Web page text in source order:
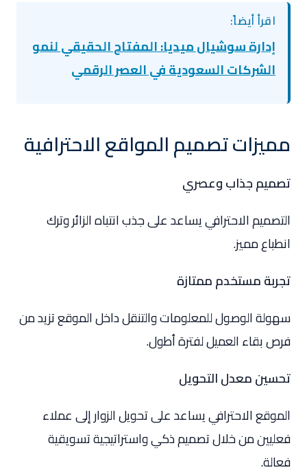
اقرأ أيضاً:
إدارة سوشيال ميديا: المفتاح الحقيقي لنمو
الشركات السعودية في العصر الرقمي
مميزات تصميم المواقع الاحترافية
تصميم جذاب وعصري
التصميم الاحترافي يساعد على جذب انتباه الزائر وترك
انطباع مميز.
تجربة مستخدم ممتازة
سهولة الوصول للمعلومات والتنقل داخل الموقع تزيد من
فرص بقاء العميل لفترة أطول.
تحسين معدل التحويل
الموقع الاحترافي يساعد على تحويل الزوار إلى عملاء
فعليين من خلال تصميم ذكي واستراتيجية تسويقية
فعالة.